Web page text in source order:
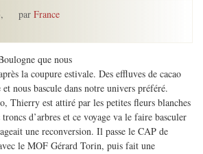
, par France
que nous
la coupure estivale. Des effluves de cacao
nous bascule dans notre univers préféré.
Thierry est attiré par les petites fleurs blanches
d’arbres et ce voyage va le faire basculer
une reconversion. Il passe le CAP de
le MOF Gérard Torin, puis fait une